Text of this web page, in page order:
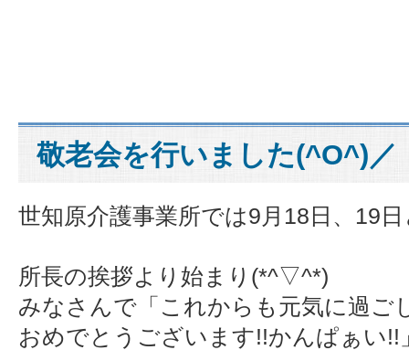
敬老会を行いました(^O^)／
世知原介護事業所では9月18日、19
所長の挨拶より始まり(*^▽^*)
みなさんで「これからも元気に過ご
おめでとうございます!!かんぱぁい!!